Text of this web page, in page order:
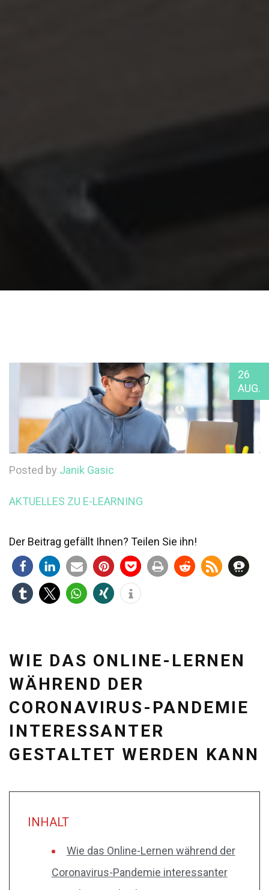
26
AUG.
Posted by Janik Gasic
AKTUELLES ZU E-LEARNING
Der Beitrag gefällt Ihnen? Teilen Sie ihn!
WIE DAS ONLINE-LERNEN
WÄHREND DER
CORONAVIRUS-PANDEMIE
INTERESSANTER
GESTALTET WERDEN KANN
INHALT
Wie das Online-Lernen während der
Coronavirus-Pandemie interessanter